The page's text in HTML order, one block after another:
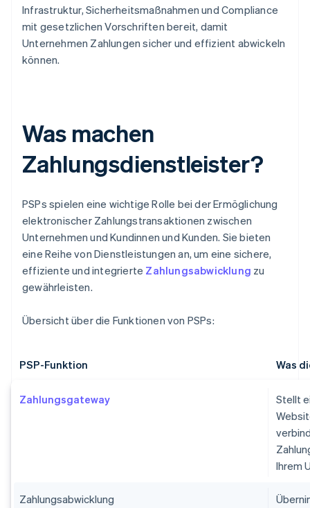
Infrastruktur, Sicherheitsmaßnahmen und Compliance
mit gesetzlichen Vorschriften bereit, damit
Unternehmen Zahlungen sicher und effizient abwickeln
können.
Was machen
Zahlungsdienstleister?
PSPs spielen eine wichtige Rolle bei der Ermöglichung
elektronischer Zahlungstransaktionen zwischen
Unternehmen und Kundinnen und Kunden. Sie bieten
eine Reihe von Dienstleistungen an, um eine sichere,
effiziente und integrierte Zahlungsabwicklung zu
gewährleisten.
Übersicht über die Funktionen von PSPs:
PSP-Funktion Was
Zahlungsgateway
Stellt
Ihrem
Zahlungsabwicklung